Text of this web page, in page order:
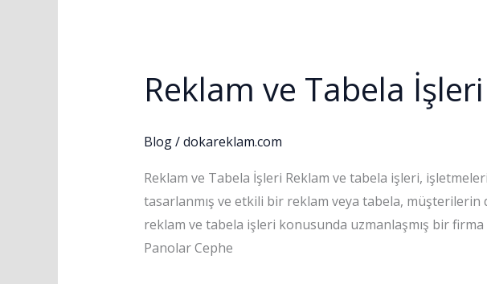
Reklam ve Tabela İşleri
Blog/dokareklam.com
Reklam ve Tabela İşleri Reklam ve tabela işleri,
tasarlanmış ve etkili bir reklam veya tabela,
reklam ve tabela işleri konusunda uzmanlaşmış bir
Panolar Cephe
Reklam
ve
İşleri